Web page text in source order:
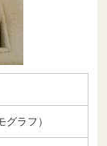
ラフ）